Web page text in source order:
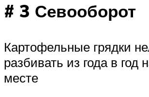
# 3 Севооборот
Картофельные грядки
разбивать из года в год
месте